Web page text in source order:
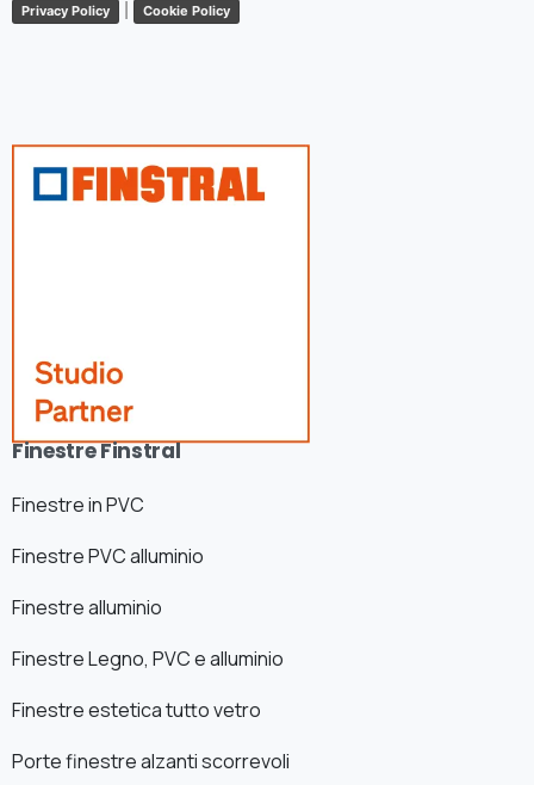
Privacy Policy Cookie Policy
Finestre Finstral
Finestre in PVC
Finestre PVC alluminio
Finestre alluminio
Finestre Legno, PVC e alluminio
Finestre estetica tutto vetro
Porte finestre alzanti scorrevoli